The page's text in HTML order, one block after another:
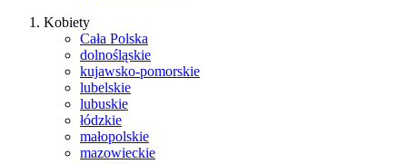
Kobiety
Cała Polska
dolnośląskie
kujawsko-pomorskie
lubelskie
lubuskie
łódzkie
małopolskie
mazowieckie